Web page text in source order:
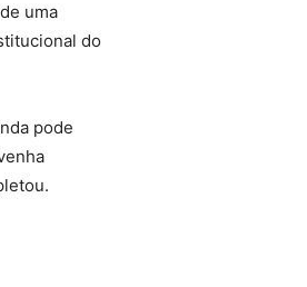
uma
do
pode